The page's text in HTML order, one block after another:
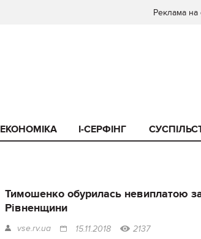
Реклама на
ЕКОНОМІКА I-СЕРФІНГ
Тимошенко обурилась невиплатою
Рівненщини
vse.rv.ua 15.11.2018 2137